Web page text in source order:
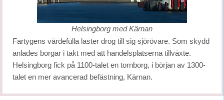
Helsingborg med Kärnan
Fartygens värdefulla laster drog till sig sjörövare. Som skydd
anlades borgar i takt med att handelsplatserna tillväxte.
Helsingborg fick på 1100-talet en tornborg, i början av 1300-
talet en mer avancerad befästning, Kärnan.